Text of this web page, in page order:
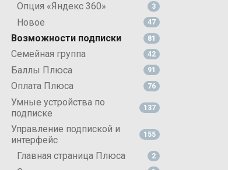
Опция «Яндекс 360» 3
Новое 47
Возможности подписки 81
Семейная группа 42
Баллы Плюса 91
Оплата Плюса 76
Умные устройства по
подписке
137
Управление подпиской и
интерфейс
155
Главная страница Плюса 2